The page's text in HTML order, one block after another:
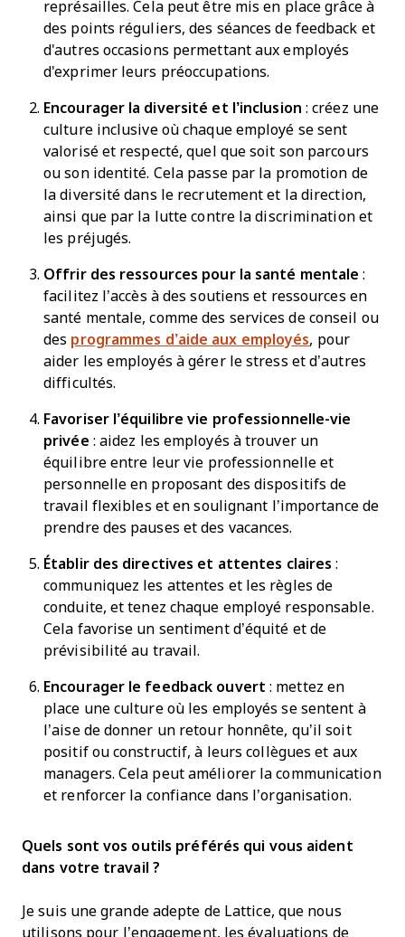
représailles. Cela peut être mis en place grâce à
des points réguliers, des séances de feedback et
d'autres occasions permettant aux employés
d'exprimer leurs préoccupations.
Encourager la diversité et l’inclusion : créez une
culture inclusive où chaque employé se sent
valorisé et respecté, quel que soit son parcours
ou son identité. Cela passe par la promotion de
la diversité dans le recrutement et la direction,
ainsi que par la lutte contre la discrimination et
les préjugés.
Offrir des ressources pour la santé mentale :
facilitez l’accès à des soutiens et ressources en
santé mentale, comme des services de conseil ou
des programmes d’aide aux employés, pour
aider les employés à gérer le stress et d’autres
difficultés.
Favoriser l’équilibre vie professionnelle-vie
privée : aidez les employés à trouver un
équilibre entre leur vie professionnelle et
personnelle en proposant des dispositifs de
travail flexibles et en soulignant l’importance de
prendre des pauses et des vacances.
Établir des directives et attentes claires :
communiquez les attentes et les règles de
conduite, et tenez chaque employé responsable.
Cela favorise un sentiment d’équité et de
prévisibilité au travail.
Encourager le feedback ouvert : mettez en
place une culture où les employés se sentent à
l’aise de donner un retour honnête, qu’il soit
positif ou constructif, à leurs collègues et aux
managers. Cela peut améliorer la communication
et renforcer la confiance dans l’organisation.
Quels sont vos outils préférés qui vous aident
dans votre travail ?
Je suis une grande adepte de Lattice, que nous
utilisons pour l’engagement, les évaluations de